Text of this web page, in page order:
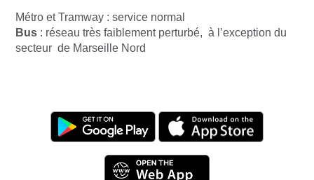
Métro et Tramway : service normal
Bus : réseau très faiblement perturbé, à l’exception du
secteur de Marseille Nord